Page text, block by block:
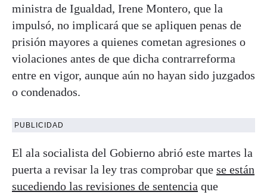
ministra de Igualdad, Irene Montero, que la
impulsó, no implicará que se apliquen penas de
prisión mayores a quienes cometan agresiones o
violaciones antes de que dicha contrarreforma
entre en vigor, aunque aún no hayan sido juzgados
o condenados.
PUBLICIDAD
El ala socialista del Gobierno abrió este martes la
puerta a revisar la ley tras comprobar que se están
sucediendo las revisiones de sentencia que